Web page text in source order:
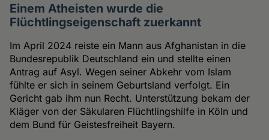
Einem Atheisten wurde die
Flüchtlingseigenschaft zuerkannt
Im April 2024 reiste ein Mann aus Afghanistan in die
Bundesrepublik Deutschland ein und stellte einen
Antrag auf Asyl. Wegen seiner Abkehr vom Islam
fühlte er sich in seinem Geburtsland verfolgt. Ein
Gericht gab ihm nun Recht. Unterstützung bekam der
Kläger von der Säkularen Flüchtlingshilfe in Köln und
dem Bund für Geistesfreiheit Bayern.